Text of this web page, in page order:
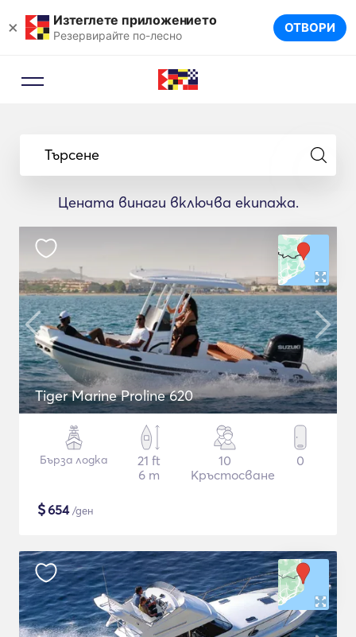
× Изтеглете приложението
Резервирайте по-лесно ОТВОРИ
Търсене
Цената винаги включва екипажа.
Tiger Marine Proline 620
Бърза лодка
21 ft
6 m
10
Кръстосване
0
$654/ден